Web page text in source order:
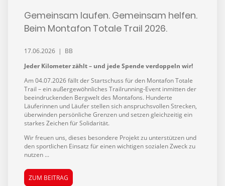
Gemeinsam laufen. Gemeinsam helfen.
Beim Montafon Totale Trail 2026.
17.06.2026 | BB
Jeder Kilometer zählt – und jede Spende verdoppeln wir!
Am 04.07.2026 fällt der Startschuss für den Montafon Totale
Trail – ein außergewöhnliches Trailrunning-Event inmitten der
beeindruckenden Bergwelt des Montafons. Hunderte
Läuferinnen und Läufer stellen sich anspruchsvollen Strecken,
überwinden persönliche Grenzen und setzen gleichzeitig ein
starkes Zeichen für Solidarität.
Wir freuen uns, dieses besondere Projekt zu unterstützen und
den sportlichen Einsatz für einen wichtigen sozialen Zweck zu
nutzen ...
ZUM BEITRAG